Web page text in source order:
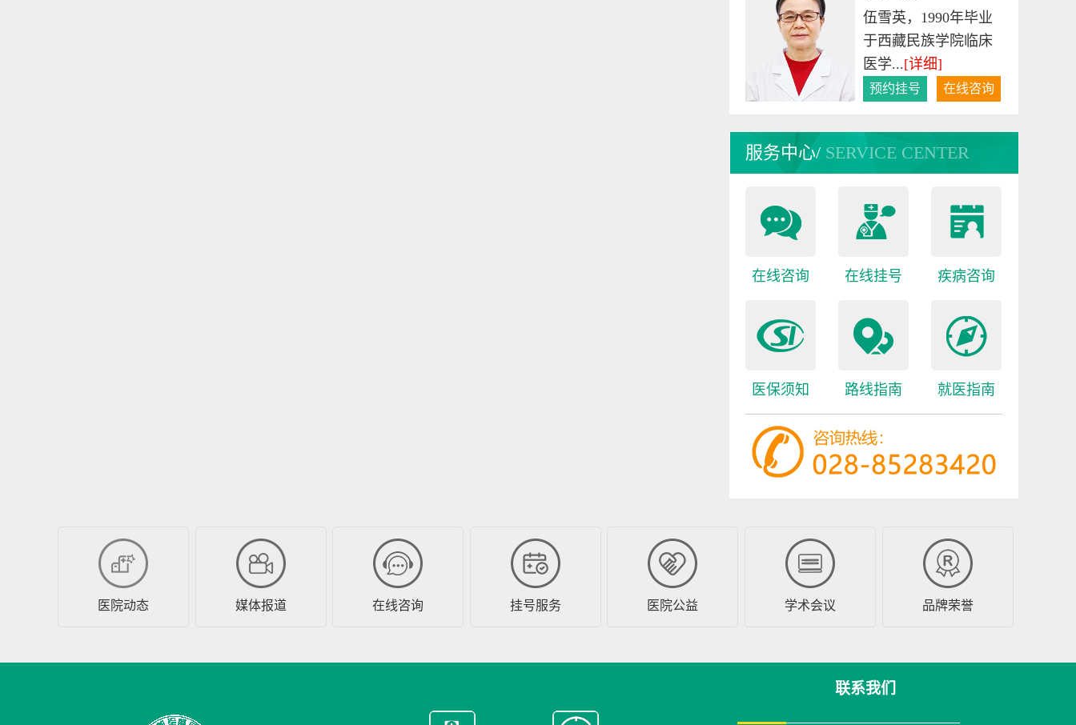
伍雪英，1990年毕业
于西藏民族学院临床
医学... [详细]
预约挂号 在线咨询
游高升
从事癫痫病临床诊
扎实的...
[详细]
预约挂号 在线咨询
服务中心/ SERVICE CENTER
在线咨询 在线挂号 疾病咨询
医保须知 路线指南 就医指南
医院动态 媒体报道 在线咨询 挂号服务 医院公益 学术会议 品牌荣誉
联系我们